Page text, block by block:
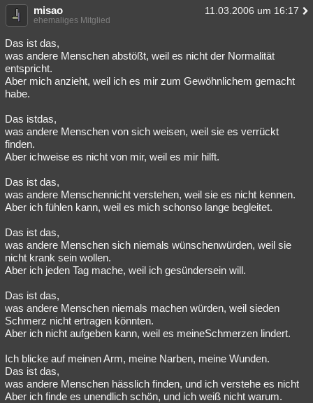
misao 11.03.2006 um 16:17
ehemaliges Mitglied
Das ist das,
was andere Menschen abstößt, weil es nicht der Normalität
entspricht.
Aber mich anzieht, weil ich es mir zum Gewöhnlichem gemacht
habe.
Das istdas,
was andere Menschen von sich weisen, weil sie es verrückt
finden.
Aber ichweise es nicht von mir, weil es mir hilft.
Das ist das,
was andere Menschennicht verstehen, weil sie es nicht kennen.
Aber ich fühlen kann, weil es mich schonso lange begleitet.
Das ist das,
was andere Menschen sich niemals wünschenwürden, weil sie
nicht krank sein wollen.
Aber ich jeden Tag mache, weil ich gesündersein will.
Das ist das,
was andere Menschen niemals machen würden, weil sieden
Schmerz nicht ertragen könnten.
Aber ich nicht aufgeben kann, weil es meineSchmerzen lindert.
Ich blicke auf meinen Arm, meine Narben, meine Wunden.
Das ist das,
was andere Menschen hässlich finden, und ich verstehe es nicht
Aber ich finde es unendlich schön, und ich weiß nicht warum.